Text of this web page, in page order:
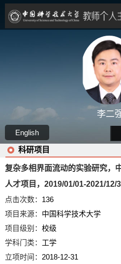
李二
English
科研项目
复杂多相界面流动的实验研究，
人才项目，2019/01/01-2021/12/
点击次数： 136
项目来源： 中国科学技术大学
项目级别：校级
学科门类： 工学
立项时间： 2018-12-31